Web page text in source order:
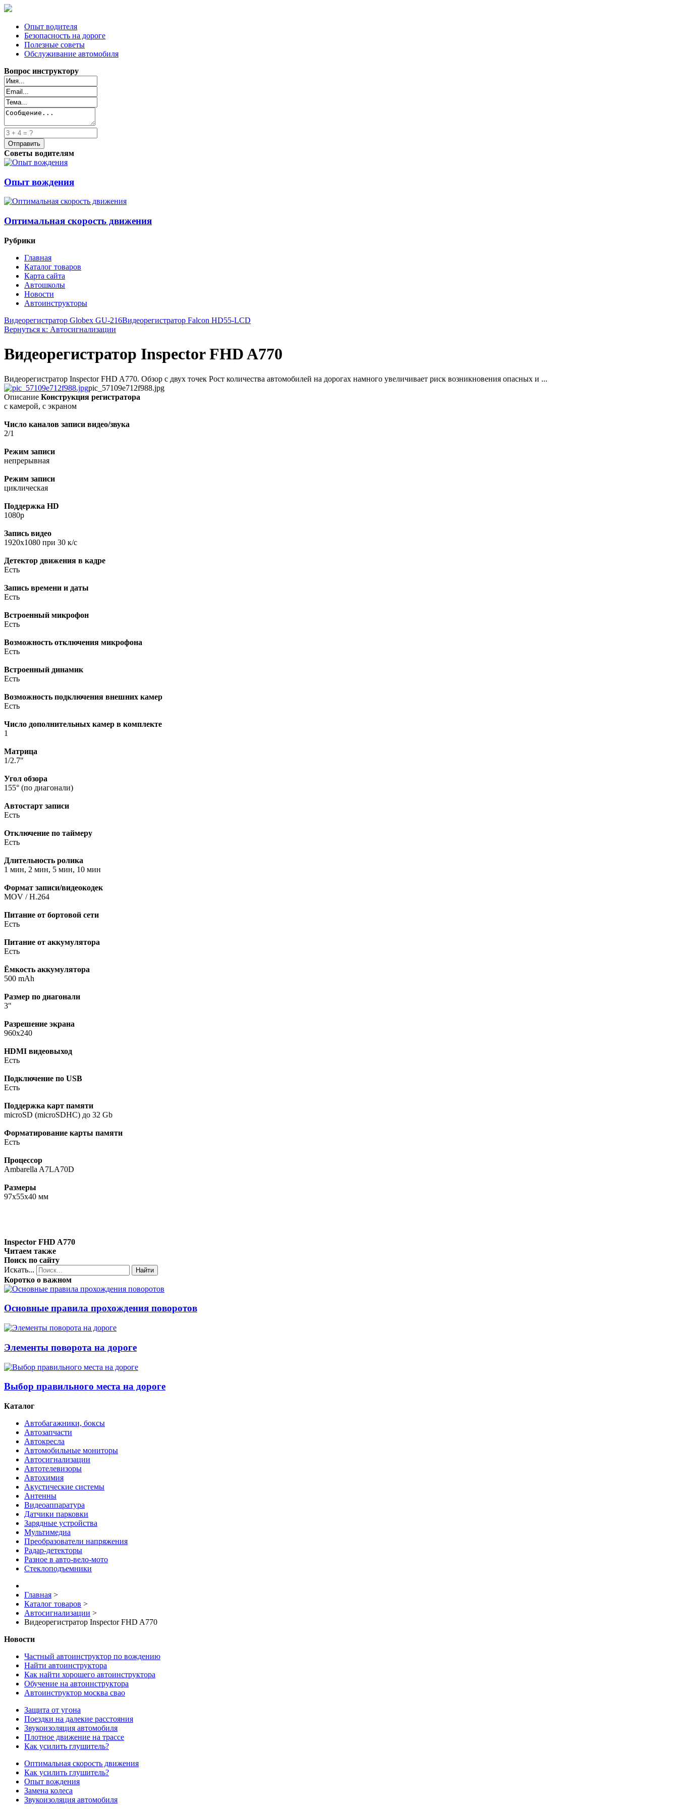
Опыт водителя
Безопасность на дороге
Полезные советы
Обслуживание автомобиля
Вопрос инструктору
Советы водителям
Опыт вождения
Оптимальная скорость движения
Рубрики
Главная
Каталог товаров
Карта сайта
Автошколы
Новости
Автоинструкторы
Видеорегистратор Globex GU-216Видеорегистратор Falcon HD55-LCD
Вернуться к: Автосигнализации
Видеорегистратор Inspector FHD A770
Видеорегистратор Inspector FHD A770. Обзор с двух точек Рост количества автомобилей на дорогах намного увеличивает риск возникновения опасных и ...
pic_57109e712f988.jpg
Описание Конструкция регистратора
с камерой, с экраном
Число каналов записи видео/звука
2/1
Режим записи
непрерывная
Режим записи
циклическая
Поддержка HD
1080p
Запись видео
1920x1080 при 30 к/с
Детектор движения в кадре
Есть
Запись времени и даты
Есть
Встроенный микрофон
Есть
Возможность отключения микрофона
Есть
Встроенный динамик
Есть
Возможность подключения внешних камер
Есть
Число дополнительных камер в комплекте
1
Матрица
1/2.7"
Угол обзора
155° (по диагонали)
Автостарт записи
Есть
Отключение по таймеру
Есть
Длительность ролика
1 мин, 2 мин, 5 мин, 10 мин
Формат записи/видеокодек
MOV / H.264
Питание от бортовой сети
Есть
Питание от аккумулятора
Есть
Ёмкость аккумулятора
500 mAh
Размер по диагонали
3"
Разрешение экрана
960x240
HDMI видеовыход
Есть
Подключение по USB
Есть
Поддержка карт памяти
microSD (microSDHC) до 32 Gb
Форматирование карты памяти
Есть
Процессор
Ambarella A7LA70D
Размеры
97x55x40 мм
Inspector FHD A770
Читаем также
Поиск по сайту
Искать...
Найти
Коротко о важном
Основные правила прохождения поворотов
Элементы поворота на дороге
Выбор правильного места на дороге
Каталог
Автобагажники, боксы
Автозапчасти
Автокресла
Автомобильные мониторы
Автосигнализации
Автотелевизоры
Автохимия
Акустические системы
Антенны
Видеоаппаратура
Датчики парковки
Зарядные устройства
Мультимедиа
Преобразователи напряжения
Радар-детекторы
Разное в авто-вело-мото
Стеклоподъемники
Главная >
Каталог товаров >
Автосигнализации >
Видеорегистратор Inspector FHD A770
Новости
Частный автоинструктор по вождению
Найти автоинструктора
Как найти хорошего автоинструктора
Обучение на автоинструктора
Автоинструктор москва свао
Защита от угона
Поездки на далекие расстояния
Звукоизоляция автомобиля
Плотное движение на трассе
Как усилить глушитель?
Оптимальная скорость движения
Как усилить глушитель?
Опыт вождения
Замена колеса
Звукоизоляция автомобиля